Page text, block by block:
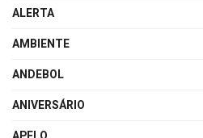
ALERTA
AMBIENTE
ANDEBOL
ANIVERSÁRIO